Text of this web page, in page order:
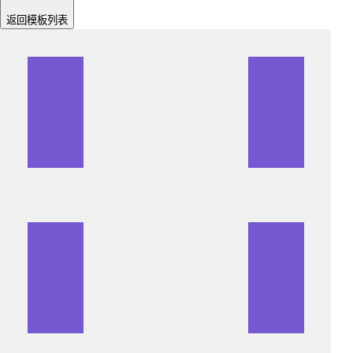
返回模板列表